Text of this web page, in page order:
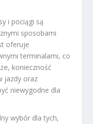
i pociągi są
sposobami
oferuje
terminalami, co
konieczność
jazdy oraz
niewygodne dla
wybór dla tych,